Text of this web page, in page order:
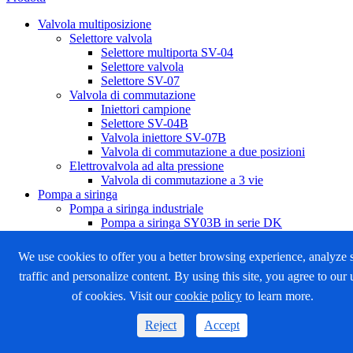
Valvola multiposizione
Selettore valvola
Selettore multiporta SV-04
Selettore valvola
Selettore SV-07
Valvola di commutazione
Iniettori campione
Selettore SV-04B
Valvola iniettore SV-07B
Valvola di commutazione a due posizioni
Elettrovalvola ad alta pressione
Valvola di commutazione a 3 vie
Pompa a siringa
Pompa a siringa industriale
Pompa a siringa SY03B in serie DK
Pompa a siringa Microfluidics
Pompa a siringa SY-06B
Pompa a siringa ad alta precisione
Pompa a siringa programmabile
Pompa a siringa SY-08
Pompa a siringa SY-09
We use cookies to offer you a better browsing experience, analyze
traffic and personalize content. By using this site, you agree to our
of cookies. Visit ourcookie policyto learn more.
Reject Accept